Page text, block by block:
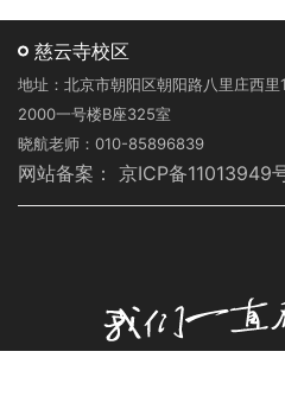
慈云寺校区
地址：北京市朝阳区朝阳路八里庄西里
2000一号楼B座325室
晓航老师：010-85896839
网站备案： 京ICP备11013949